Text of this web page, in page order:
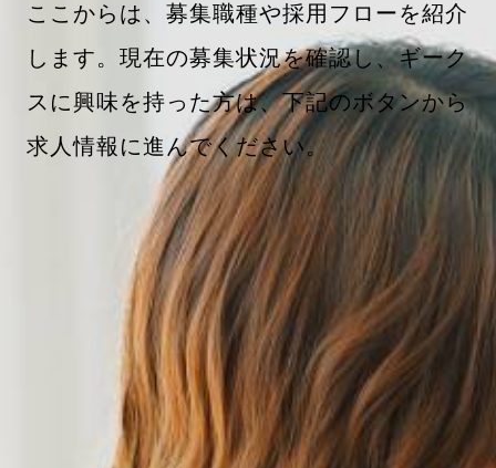
ここからは、募集職種や採用フローを紹介
します。現在の募集状況を確認し、ギーク
スに興味を持った方は、下記のボタンから
求人情報に進んでください。